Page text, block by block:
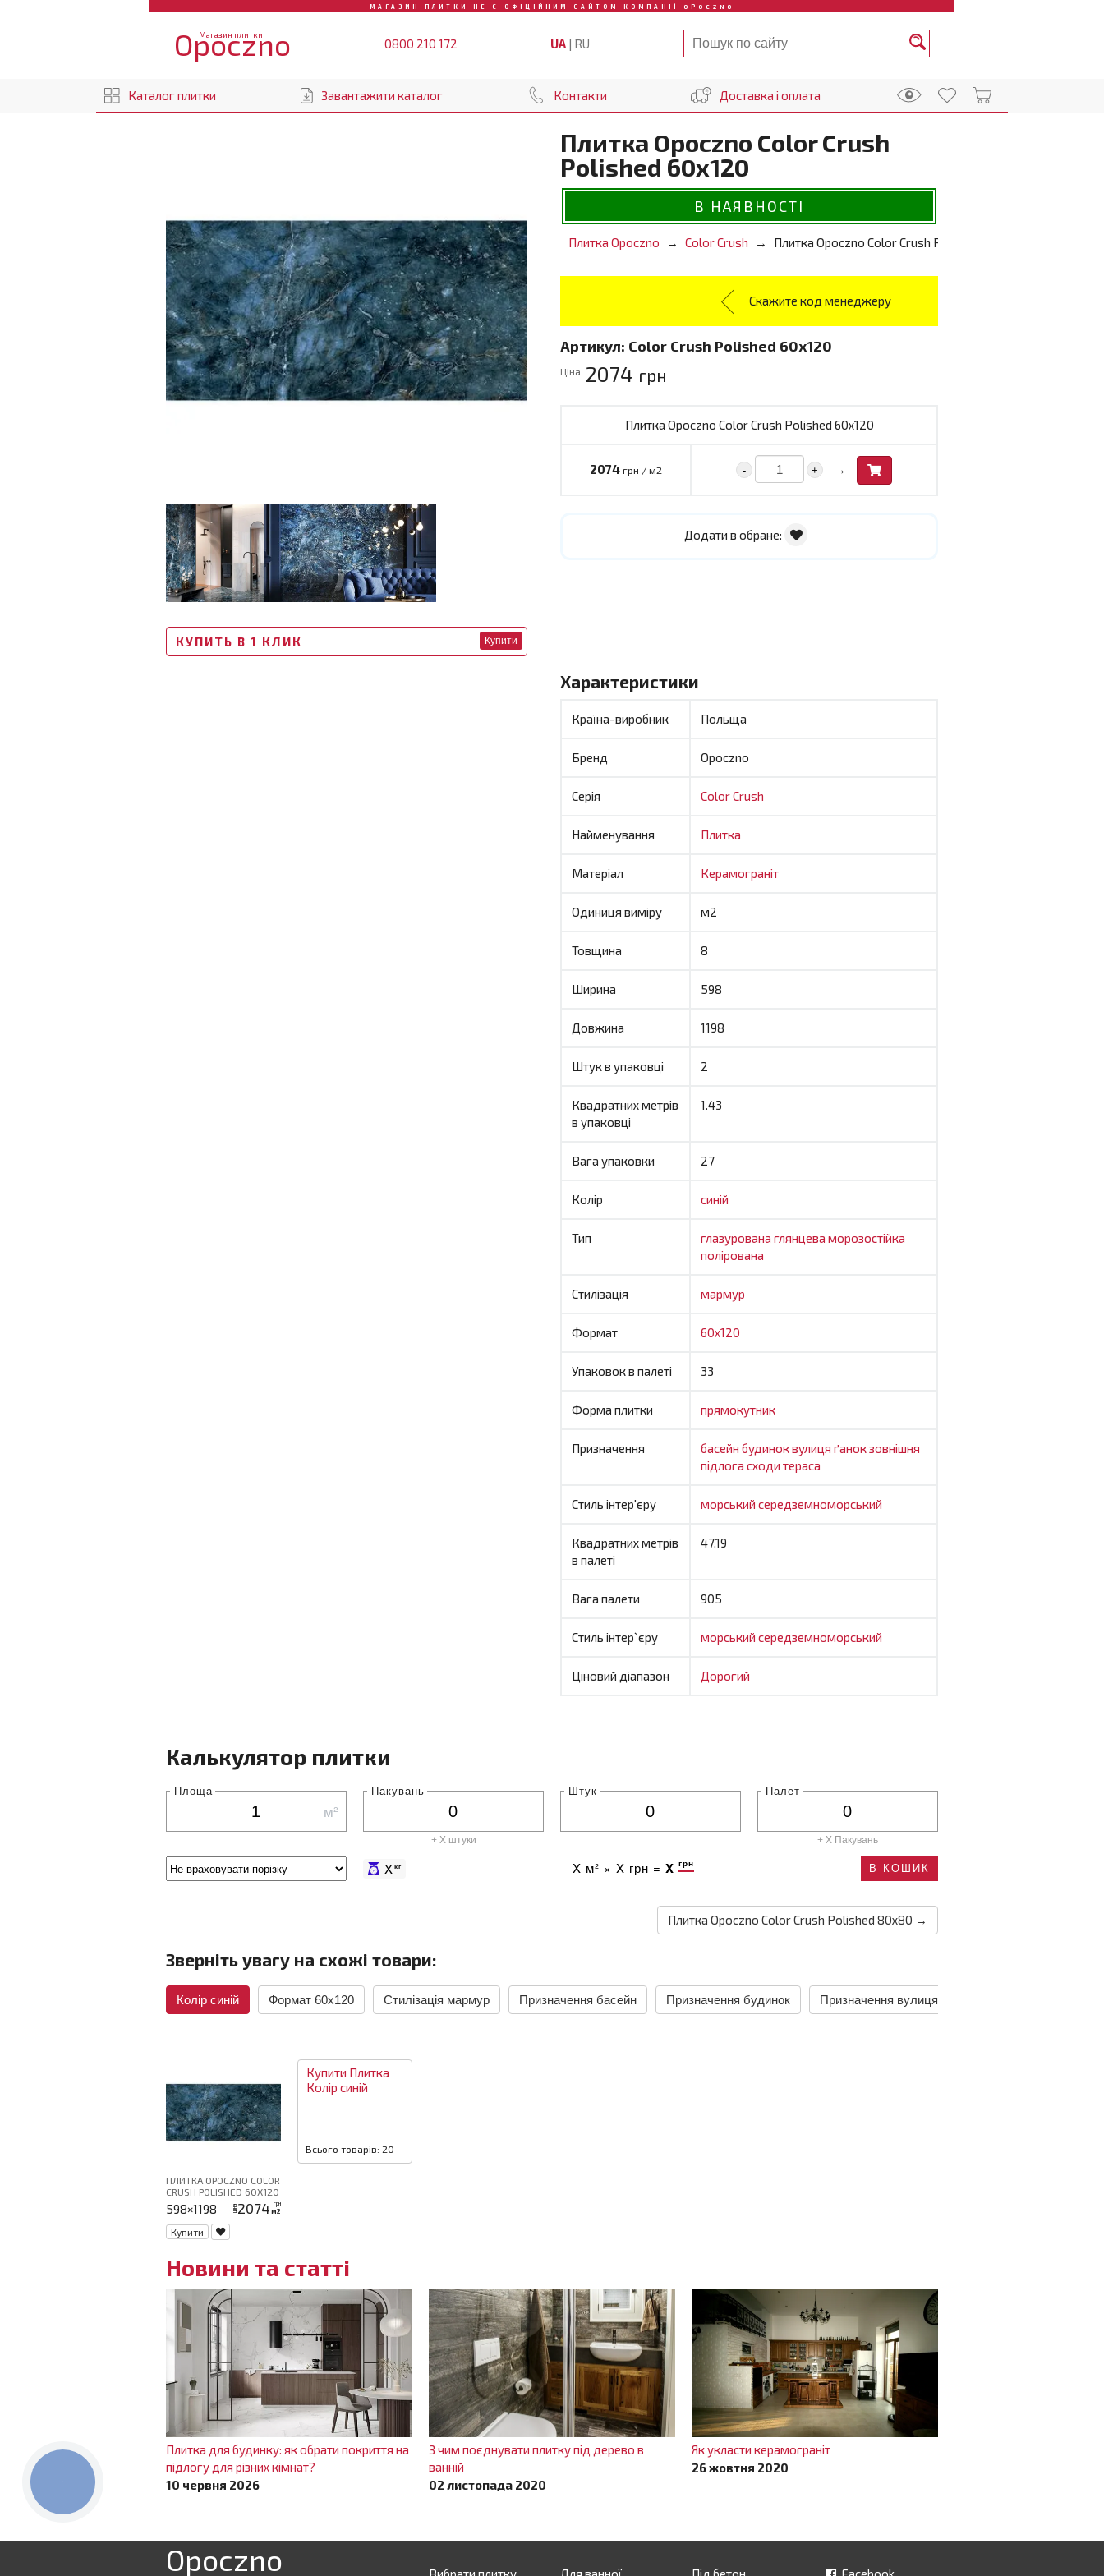
МАГАЗИН ПЛИТКИ НЕ Є ОФІЦІЙНИМ САЙТОМ КОМПАНІЇ OPOCZNO
Магазин плитки
Opoczno 0800 210 172 UA | RU
Каталог плитки Завантажити каталог Контакти Доставка і оплата
КУПИТЬ В 1 КЛИК Купити
Плитка Opoczno Color Crush
Polished 60х120
В НАЯВНОСТІ
Плитка Opoczno Color Crush Плитка Opoczno Color Crush Polished 60х120
Скажите код менеджеру
Артикул: Color Crush Polished 60х120
Ціна 2074 грн
Плитка Opoczno Color Crush Polished 60х120
2074 грн / м2 - + →
Додати в обране:
Характеристики
Країна-виробник Польща
Бренд Opoczno
Серія Color Crush
Найменування Плитка
Матеріал Керамограніт
Одиниця виміру м2
Товщина 8
Ширина 598
Довжина 1198
Штук в упаковці 2
Квадратних метрів
в упаковці
1.43
Вага упаковки 27
Колір синій
Тип глазурована глянцева морозостійка
полірована
Стилізація мармур
Формат 60x120
Упаковок в палеті 33
Форма плитки прямокутник
Призначення басейн будиноквулиця ґанокзовнішня
підлога сходи тераса
Стиль інтер'єру морський середземноморський
Квадратних метрів
в палеті
47.19
Вага палети 905
Стиль інтер`єру морський середземноморський
Ціновий діапазон Дорогий
Калькулятор плитки
Площа
м²
Пакувань
+ X штуки
Штук Палет
+ X Пакувань
Xкг X м² × X грн = X грн В КОШИК
Плитка Opoczno Color Crush Polished 80х80 →
Зверніть увагу на схожі товари:
Колір синій Формат 60x120 Стилізація мармур Призначення басейн Призначення будинок Призначення вулиця
ПЛИТКА OPOCZNO COLOR
CRUSH POLISHED 60Х120
598×1198 ціна2074 грн
м2
Купити
Купити Плитка
Колір синій
Всього товарів: 20
Новини та статті
Плитка для будинку: як обрати покриття на
підлогу для різних кімнат?
10 червня 2026
З чим поєднувати плитку під дерево в
ванній
02 листопада 2020
Як укласти керамограніт
26 жовтня 2020
Opoczno